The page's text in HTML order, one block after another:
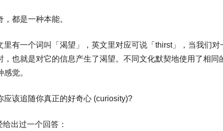
，都是一种本能。
里有一个词叫「渴望」，英文里对应可说「thirst」，当我们对
，也就是对它的信息产生了渴望。不同文化默契地使用了相同
觉。
应该追随你真正的好奇心 (curiosity)?
出过一个回答：